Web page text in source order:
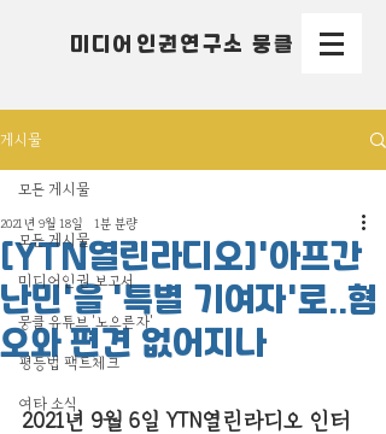
미디어인권연구소 뭉클
게시물
모든 게시물
미디어인권 보고서
뭉클 유튜브 '노으른자'
평등법 팩트체크
여타 소식
모든 게시물
[YTN열린라디오]'아프간
난민'을 '특별 기여자'로..혐
오와 편견 없어지나
2021년 9월 18일 1분 분량
2021년 9월 6일 YTN열린라디오 인터